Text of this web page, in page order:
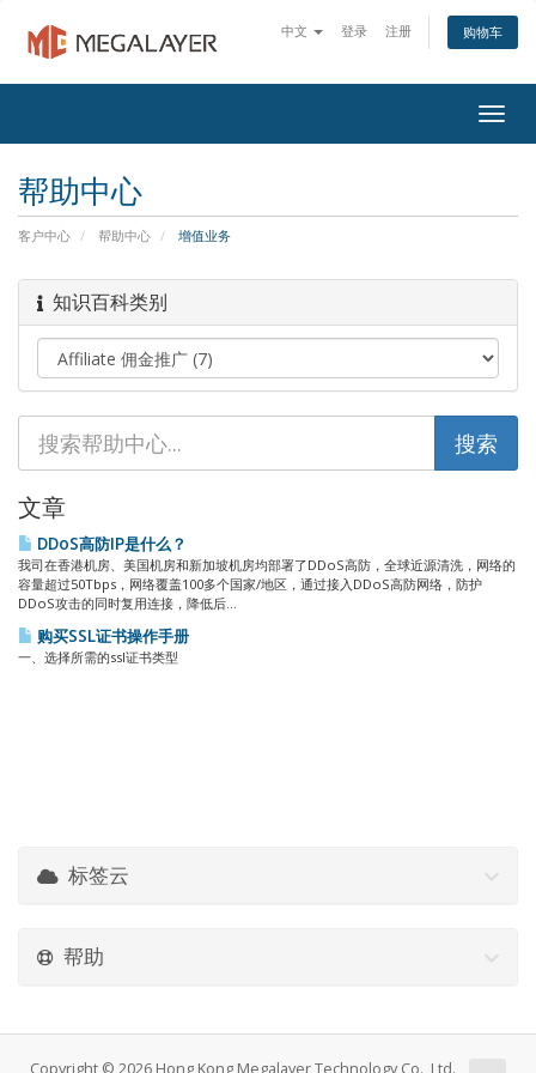
中文 登录 注册 购物车
帮助中心
客户中心 帮助中心 增值业务
知识百科类别
文章
DDoS高防IP是什么？
我司在香港机房、美国机房和新加坡机房均部署了DDoS高防，全球近源清洗，网络的
容量超过50Tbps，网络覆盖100多个国家/地区，通过接入DDoS高防网络，防护
DDoS攻击的同时复用连接，降低后...
购买SSL证书操作手册
一、选择所需的ssl证书类型
标签云
帮助
Copyright © 2026 Hong Kong Megalayer Technology Co., Ltd.